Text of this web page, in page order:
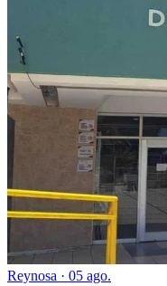
Reynosa · 05 ago.